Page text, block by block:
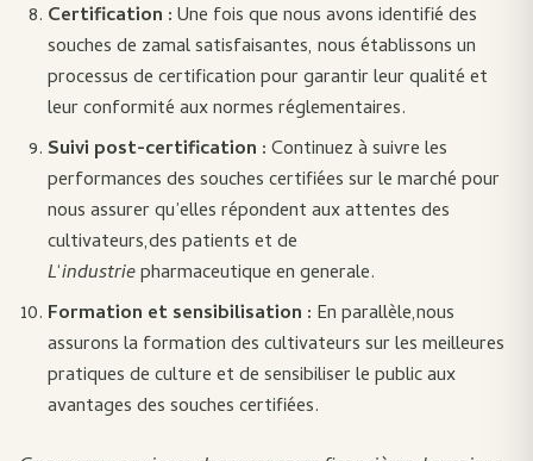
Certification :Une fois que nous avons identifié des
souches de zamal satisfaisantes, nous établissons un
processus de certification pour garantir leur qualité et
leur conformité aux normes réglementaires.
Suivi post-certification :Continuez à suivre les
performances des souches certifiées sur le marché pour
nous assurer qu’elles répondent aux attentes des
cultivateurs,des patients et de
L‘industriepharmaceutique en generale.
Formation et sensibilisation : En parallèle,nous
assurons la formation des cultivateurs sur les meilleures
pratiques de culture et de sensibiliser le public aux
avantages des souches certifiées.